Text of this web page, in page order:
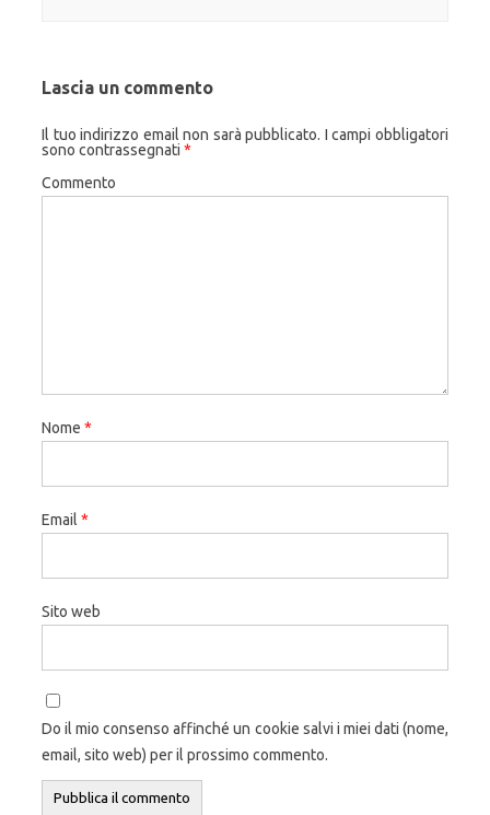
Lascia un commento
Il tuo indirizzo email non sarà pubblicato. I campi obbligatori
sono contrassegnati *
Commento
Nome *
Email *
Sito web
Do il mio consenso affinché un cookie salvi i miei dati (nome,
email, sito web) per il prossimo commento.